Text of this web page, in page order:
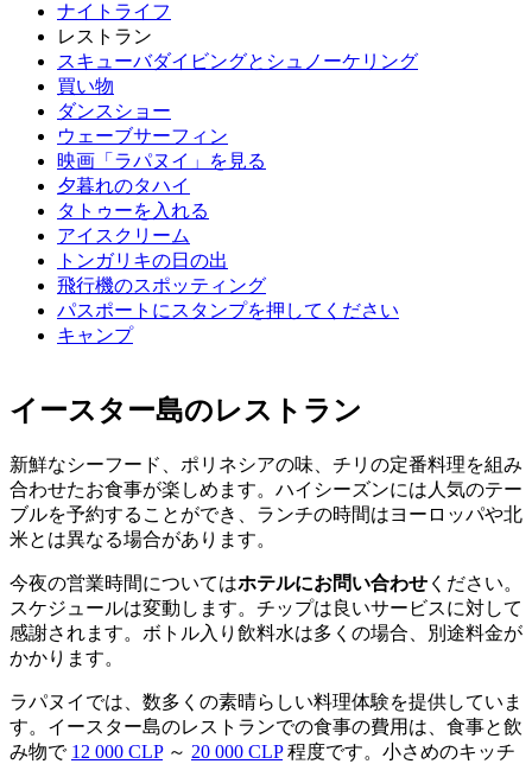
ナイトライフ
レストラン
スキューバダイビングとシュノーケリング
買い物
ダンスショー
ウェーブサーフィン
映画「ラパヌイ」を見る
夕暮れのタハイ
タトゥーを入れる
アイスクリーム
トンガリキの日の出
飛行機のスポッティング
パスポートにスタンプを押してください
キャンプ
イースター島のレストラン
新鮮なシーフード、ポリネシアの味、チリの定番料理を組み
合わせたお食事が楽しめます。ハイシーズンには人気のテー
ブルを予約することができ、ランチの時間はヨーロッパや北
米とは異なる場合があります。
今夜の営業時間についてはホテルにお問い合わせ ください。
スケジュールは変動します。チップは良いサービスに対して
感謝されます。ボトル入り飲料水は多くの場合、別途料金が
かかります。
ラパヌイでは、数多くの素晴らしい料理体験を提供していま
す。イースター島のレストランでの食事の費用は、食事と飲
み物で 12 000 CLP～ 20 000 CLP程度です。小さめのキッチ